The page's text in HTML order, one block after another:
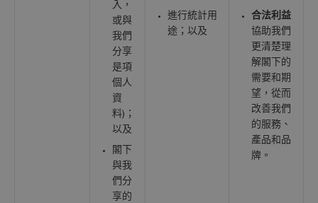
入，
或與
我們
分享
是項
個人
資
料)；
以及
閣下
與我
們分
享的
進行統計用
途；以及
合法利益
協助我們
更清楚理
解閣下的
需要和期
望，從而
改善我們
的服務、
產品和品
牌。